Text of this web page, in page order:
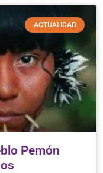
ACTUALIDAD
Pemón